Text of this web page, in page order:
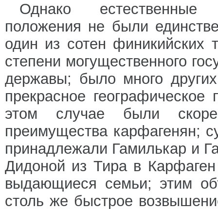
Однако естественные
положения не были
один из сотен финикийских
степени могущественного
державы; было много
прекрасное
этом случае были
преимущества карфагенян;
принадлежали Гамилькар и
Дидоной из Тира в
выдающиеся семьи; этим
столь же быстрое